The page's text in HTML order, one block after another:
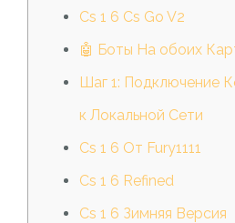
Cs 1 6 Cs Go V2
🤖 Боты На обоих
Шаг 1: Подключение
к Локальной Сети
Cs 1 6 От Fury1111
Cs 1 6 Refined
Cs 1 6 Зимняя Версия